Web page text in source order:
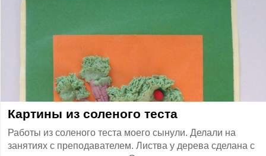
Картины из соленого теста
Работы из соленого теста моего сынули. Делали на
занятиях с преподавателем. Листва у дерева сделана с